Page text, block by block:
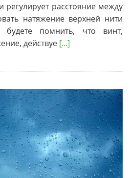
расстояние между
натяжение верхней нити
помнить, что винт,
действуе [...]